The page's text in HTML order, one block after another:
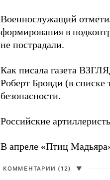
Военнослужащий
формирования в
не пострадали.
Как писала газета
Роберт Бровди (в списке
безопасности.
Российские
В апреле «Птиц
КОММЕНТАРИИ (12) ▼